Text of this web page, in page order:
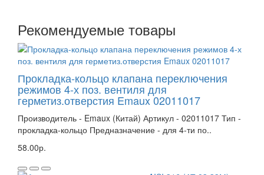
Рекомендуемые товары
Прокладка-кольцо клапана переключения
режимов 4-х поз. вентиля для
герметиз.отверстия Emaux 02011017
Производитель - Emaux (Китай) Артикул - 02011017 Тип -
прокладка-кольцо Предназначение - для 4-ти по..
58.00р.